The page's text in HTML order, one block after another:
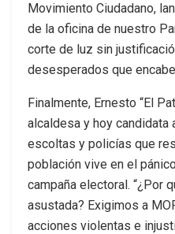
Movimiento Ciudadano,
de la oficina de nuestro
corte de luz sin
desesperados que
Finalmente, Ernesto “El
alcaldesa y hoy candidata
escoltas y policías que
población vive en el
campaña electoral. “¿Por
asustada? Exigimos a
acciones violentas e